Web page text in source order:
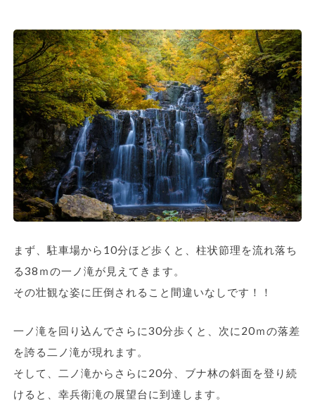
まず、駐車場から10分ほど歩くと、柱状節理を流れ落ち
る38ｍの一ノ滝が見えてきます。
その壮観な姿に圧倒されること間違いなしです！！
一ノ滝を回り込んでさらに30分歩くと、次に20ｍの落差
を誇る二ノ滝が現れます。
そして、二ノ滝からさらに20分、ブナ林の斜面を登り続
けると、幸兵衛滝の展望台に到達します。